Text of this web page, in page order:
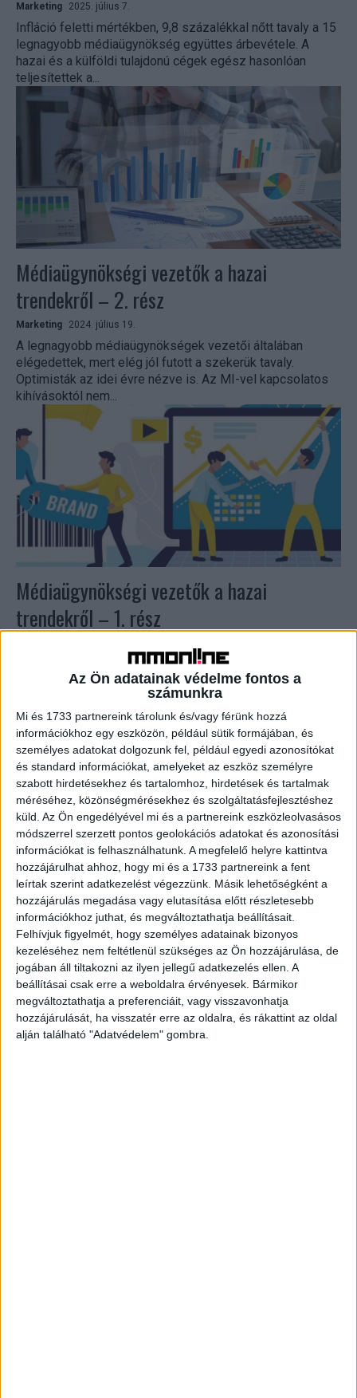
Az Ön adatainak védelme fontos a
számunkra
Mi és 1733 partnereink tárolunk és/vagy férünk hozzá
információkhoz egy eszközön, például sütik formájában, és
személyes adatokat dolgozunk fel, például egyedi azonosítókat
és standard információkat, amelyeket az eszköz személyre
szabott hirdetésekhez és tartalomhoz, hirdetések és tartalmak
méréséhez, közönségmérésekhez és szolgáltatásfejlesztéshez
küld. Az Ön engedélyével mi és a partnereink eszközleolvasásos
módszerrel szerzett pontos geolokációs adatokat és azonosítási
információkat is felhasználhatunk. A megfelelő helyre kattintva
hozzájárulhat ahhoz, hogy mi és a 1733 partnereink a fent
leírtak szerint adatkezelést végezzünk. Másik lehetőségként a
hozzájárulás megadása vagy elutasítása előtt részletesebb
információkhoz juthat, és megváltoztathatja beállításait.
Felhívjuk figyelmét, hogy személyes adatainak bizonyos
kezeléséhez nem feltétlenül szükséges az Ön hozzájárulása, de
jogában áll tiltakozni az ilyen jellegű adatkezelés ellen. A
beállításai csak erre a weboldalra érvényesek. Bármikor
megváltoztathatja a preferenciáit, vagy visszavonhatja
hozzájárulását, ha visszatér erre az oldalra, és rákattint az oldal
alján található "Adatvédelem" gombra.
Marketing 2025. július 7.
Infláció feletti mértékben, 9,8 százalékkal nőtt tavaly a 15
legnagyobb médiaügynökség együttes árbevétele. A
hazai és a külföldi tulajdonú cégek egész hasonlóan
teljesítettek a...
Médiaügynökségi vezetők a hazai
trendekről – 2. rész
Marketing 2024. július 19.
A legnagyobb médiaügynökségek vezetői általában
elégedettek, mert elég jól futott a szekerük tavaly.
Optimisták az idei évre nézve is. Az MI-vel kapcsolatos
kihívásoktól nem...
Médiaügynökségi vezetők a hazai
trendekről – 1. rész
A legnagyobb médiaügynökségek vezetői általában
elégedettek, mert elég jól futott a szekerük tavaly.
Optimisták az idei évre nézve is. Az MI-vel kapcsolatos
kihívásoktól nem...
Kemény évük volt a médiaügynökségeknek
Marketing 2024. július 10.
Tavaly nőtt a 15 legnagyobb médiaügynökség együttes
árbevétele, azonban ennek a mértéke messze elmaradt
az inflációtól. Nem tett jót az állami költés stagnálása, de...